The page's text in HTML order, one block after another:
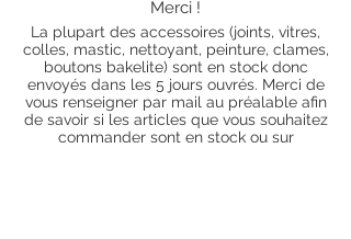
Merci !
La plupart des accessoires (joints, vitres,
colles, mastic, nettoyant, peinture, clames,
boutons bakelite) sont en stock donc
envoyés dans les 5 jours ouvrés. Merci de
vous renseigner par mail au préalable afin
de savoir si les articles que vous souhaitez
commander sont en stock ou sur